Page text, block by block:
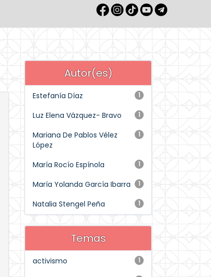
Autor(es)
1
Estefanía Díaz
1
Luz Elena Vázquez- Bravo
1
Mariana De Pablos Vélez
López
1
María Rocío Espínola
1
María Yolanda García Ibarra
1
Natalia Stengel Peña
Temas
1
activismo